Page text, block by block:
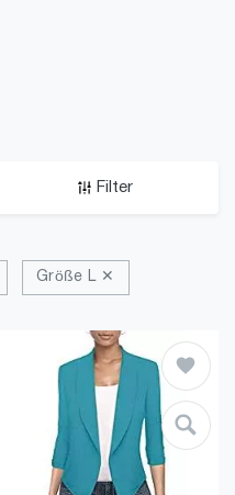
Filter
Größe L ✕